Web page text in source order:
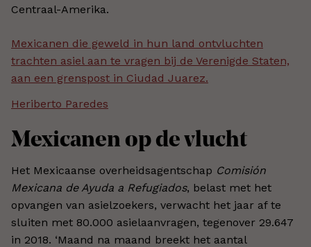
Centraal-Amerika.
Mexicanen die geweld in hun land ontvluchten
trachten asiel aan te vragen bij de Verenigde Staten,
aan een grenspost in Ciudad Juarez.
Heriberto Paredes
Mexicanen op de vlucht
Het Mexicaanse overheidsagentschap Comisión
Mexicana de Ayuda a Refugiados, belast met het
opvangen van asielzoekers, verwacht het jaar af te
sluiten met 80.000 asielaanvragen, tegenover 29.647
in 2018. ‘Maand na maand breekt het aantal